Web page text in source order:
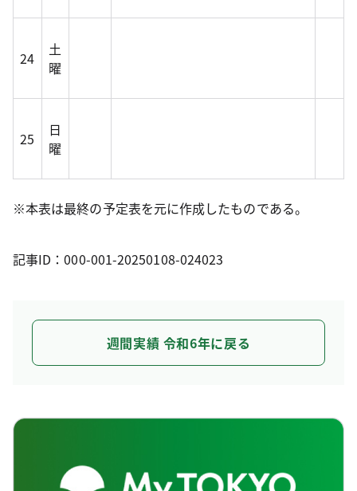
24
土
曜
25
日
曜
※本表は最終の予定表を元に作成したものである。
記事ID：000-001-20250108-024023
週間実績 令和6年に戻る